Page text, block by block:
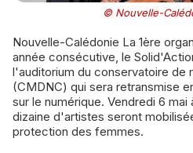
© Nouvelle-
Nouvelle-Calédonie La 1ère organise, pour la deuxième
année consécutive, le
l'auditorium du conservatoire de
(CMDNC) qui sera retransmise
sur le numérique. Vendredi 6
dizaine d'artistes seront
protection des femmes.